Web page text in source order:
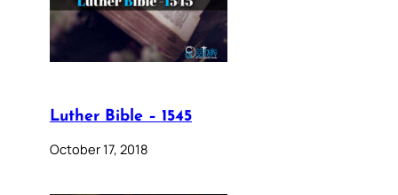
Luther Bible – 1545
October 17, 2018